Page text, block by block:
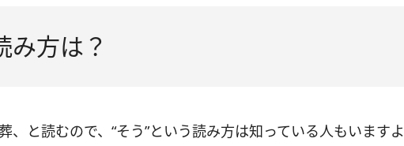
み方は？
、と読むので、“そう”という読み方は知っている人もいますよ